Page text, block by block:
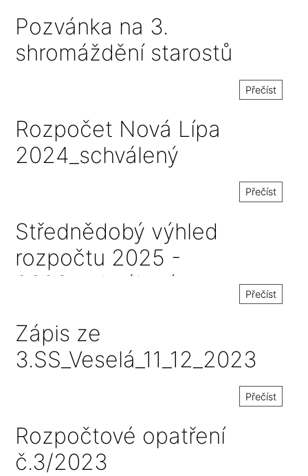
Pozvánka na 3.
shromáždění starostů
Přečíst
Rozpočet Nová Lípa
2024_schválený
Přečíst
Střednědobý výhled
rozpočtu 2025 -
2029_schválený
Přečíst
Zápis ze
3.SS_Veselá_11_12_2023
Přečíst
Rozpočtové opatření
č.3/2023